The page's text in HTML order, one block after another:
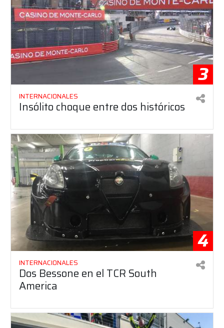
3
INTERNACIONALES
Insólito choque entre dos históricos
4
INTERNACIONALES
Dos Bessone en el TCR South
America